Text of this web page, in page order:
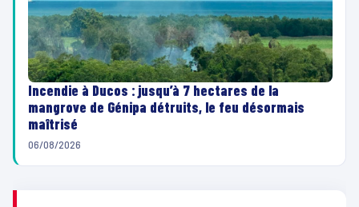
Incendie à Ducos : jusqu’à 7 hectares de la
mangrove de Génipa détruits, le feu désormais
maîtrisé
06/08/2026